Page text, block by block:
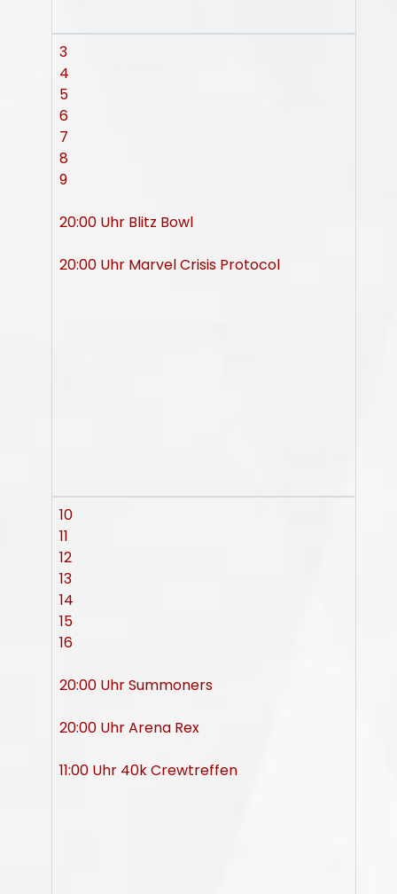
3
4
5
6
7
8
9
20:00 Uhr Blitz Bowl
20:00 Uhr Marvel Crisis Protocol
10
11
12
13
14
15
16
20:00 Uhr Summoners
20:00 Uhr Arena Rex
11:00 Uhr 40k Crewtreffen